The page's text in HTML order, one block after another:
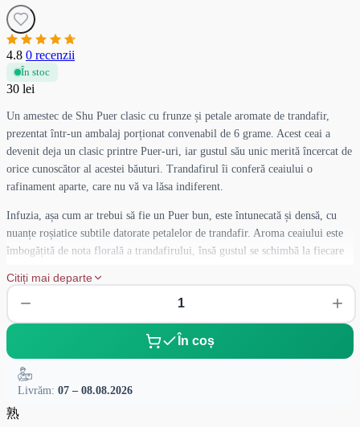
4.8 0 recenzii
În stoc
30 lei
Un amestec de Shu Puer clasic cu frunze și petale aromate de trandafir,
prezentat într-un ambalaj porționat convenabil de 6 grame. Acest ceai a
devenit deja un clasic printre Puer-uri, iar gustul său unic merită încercat de
orice cunoscător al acestei băuturi. Trandafirul îi conferă ceaiului o
rafinament aparte, care nu vă va lăsa indiferent.
Infuzia, așa cum ar trebui să fie un Puer bun, este întunecată și densă, cu
nuanțe roșiatice subtile datorate petalelor de trandafir. Aroma ceaiului este
îmbogățită de nota florală a trandafirului, însă gustul se schimbă la fiecare
caracteristică, tonurile pământii și lemnoase ale Puer-ului.
Dacă sunteți nou în lumea Puer-urilor, acest ceai cu trandafir este o alegere
excelentă pentru prima încercare. Nu vă așteptați la un parfum intens de
trandafir, ca în ceaiurile cu arome artificiale — aici totul este armonios și
echilibrat, fără excese.
Citiți mai departe
În coș
Livrăm: 07 – 08.08.2026
熟